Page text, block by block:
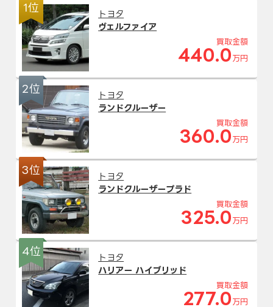
1位
トヨタ
ヴェルファイア
買取金額
440.0 万円
2位
トヨタ
ランドクルーザー
買取金額
360.0 万円
3位
トヨタ
ランドクルーザープラド
買取金額
325.0 万円
4位
トヨタ
ハリアー ハイブリッド
買取金額
277.0 万円